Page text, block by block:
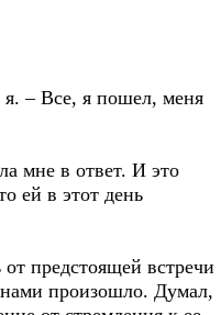
я. – Все, я пошел, меня
мне в ответ. И это
ей в этот день
предстоящей встречи
нами произошло. Думал,